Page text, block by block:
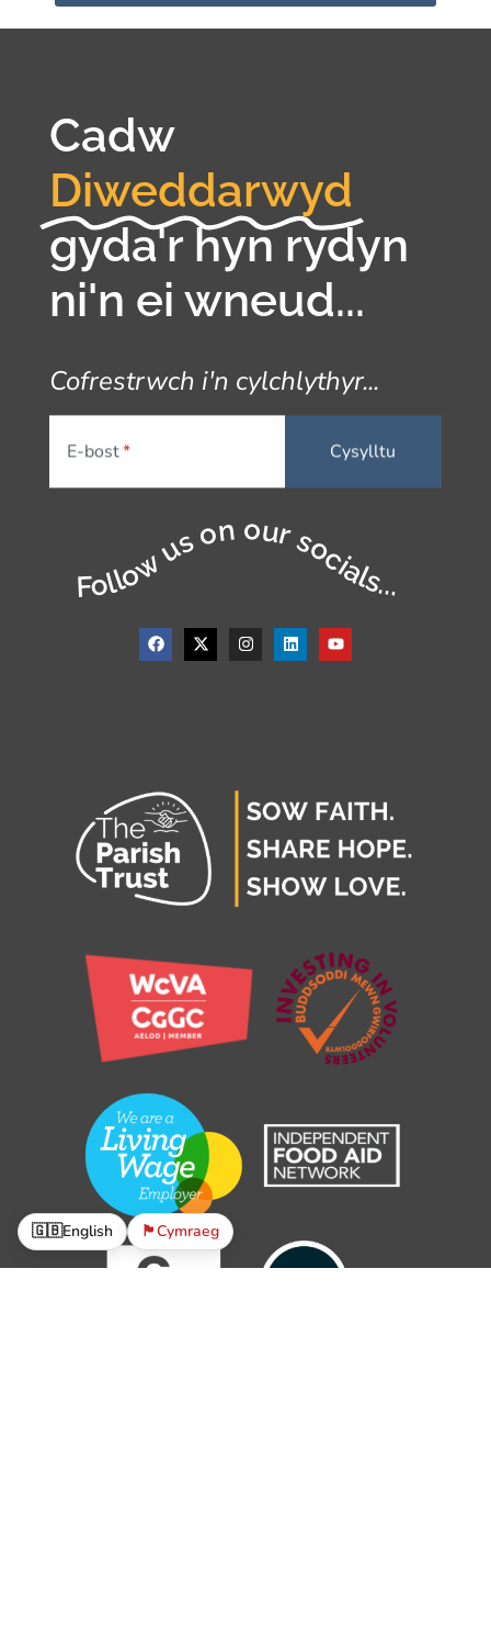
Cadw
Diweddarwyd
gyda'r hyn rydyn
ni'n ei wneud...
Cofrestrwch i'n cylchlythyr...
E-bost
Follow us on our socials...
🇬🇧English 🏴󠁧󠁢󠁷󠁬󠁳󠁿Cymraeg